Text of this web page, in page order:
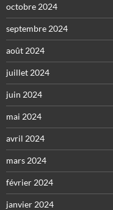
octobre 2024
septembre 2024
août 2024
juillet 2024
juin 2024
mai 2024
avril 2024
mars 2024
février 2024
janvier 2024